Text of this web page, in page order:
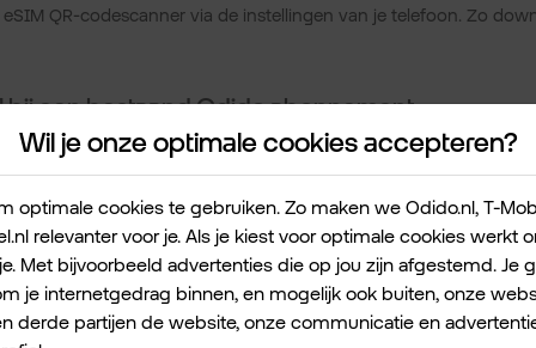
QR-codescanner via de instellingen van je telefoon. Zo
bij een bestaand Odido abonnement.
kan je een simswap aanvragen. Daarbij wordt je fysieke simkaart
ook. Of van eSIM naar eSIM. Bij een simswap krijg je van ons
met de eSIM QR-codescanner via de instellingen van je
daarna in Mijn Odido.
je iPhone.
Wil je onze optimale cookies accepteren?
optimale cookies te gebruiken. Zo maken we Odido.nl, T-
relevanter voor je. Als je kiest voor optimale cookies werkt
Met bijvoorbeeld advertenties die op jou zijn afgestemd. Je
je internetgedrag binnen, en mogelijk ook buiten, onze
derde partijen de website, onze communicatie en